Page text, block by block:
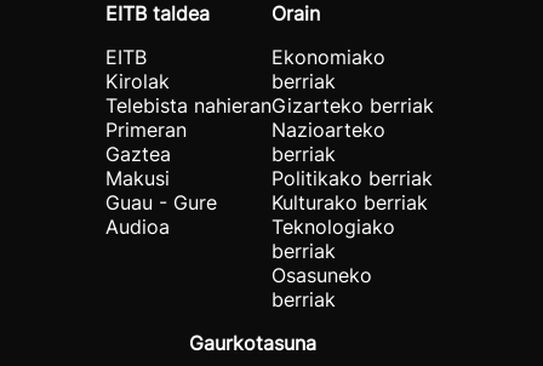
EITB taldea
EITB
Kirolak
Telebista nahieran
Primeran
Gaztea
Makusi
Guau - Gure
Audioa
Orain
Ekonomiako
berriak
Gizarteko berriak
Nazioarteko
berriak
Politikako berriak
Kulturako berriak
Teknologiako
berriak
Osasuneko
berriak
Gaurkotasuna